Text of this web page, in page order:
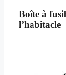
Boîte à
l’habitacle